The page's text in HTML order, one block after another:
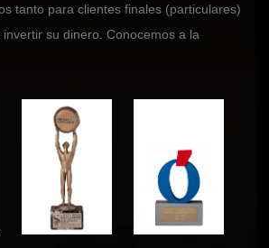
tanto para clientes finales (particulares)
su dinero. Conocemos a la